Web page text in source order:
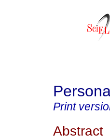
Print
Abstract